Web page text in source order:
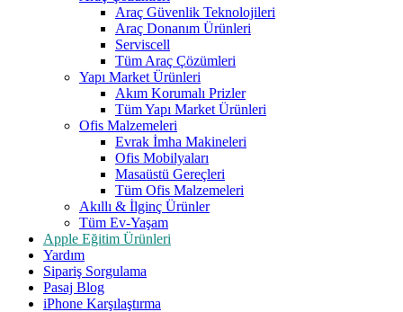
Araç Güvenlik Teknolojileri
Araç Donanım Ürünleri
Serviscell
Tüm Araç Çözümleri
Yapı Market Ürünleri
Akım Korumalı Prizler
Tüm Yapı Market Ürünleri
Ofis Malzemeleri
Evrak İmha Makineleri
Ofis Mobilyaları
Masaüstü Gereçleri
Tüm Ofis Malzemeleri
Akıllı & İlginç Ürünler
Tüm Ev-Yaşam
Apple Eğitim Ürünleri
Yardım
Sipariş Sorgulama
Pasaj Blog
iPhone Karşılaştırma